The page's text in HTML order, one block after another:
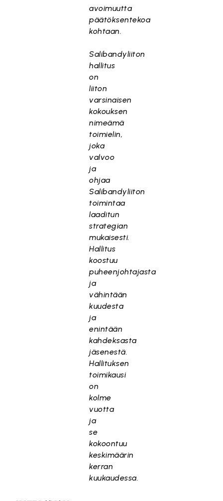
avoimuutta
päätöksentekoa
kohtaan.
Salibandyliiton
hallitus
on
liiton
varsinaisen
kokouksen
nimeämä
toimielin,
joka
valvoo
ja
ohjaa
Salibandyliiton
toimintaa
laaditun
strategian
mukaisesti.
Hallitus
koostuu
puheenjohtajasta
ja
vähintään
kuudesta
ja
enintään
kahdeksasta
jäsenestä.
Hallituksen
toimikausi
on
kolme
vuotta
ja
se
kokoontuu
keskimäärin
kerran
kuukaudessa.